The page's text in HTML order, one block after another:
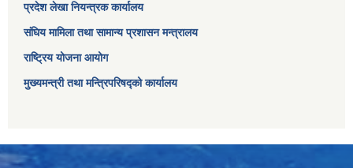
प्रदेश लेखा नियन्त्रक कार्यालय
संघिय मामिला तथा सामान्य प्रशासन मन्त्रालय
राष्ट्रिय योजना आयोग
मुख्यमन्त्री तथा मन्त्रिपरिषद्को कार्यालय